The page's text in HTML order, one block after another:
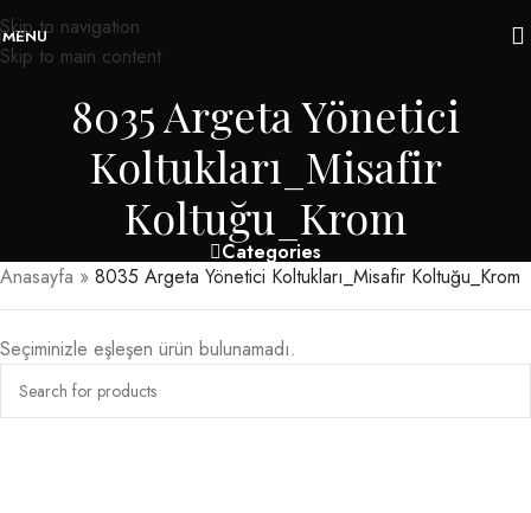
Skip to navigation
Skip to main content
MENU
8035 Argeta Yönetici
Koltukları_Misafir
Koltuğu_Krom
Categories
Anasayfa » 8035 Argeta Yönetici Koltukları_Misafir Koltuğu_Krom
Seçiminizle eşleşen ürün bulunamadı.